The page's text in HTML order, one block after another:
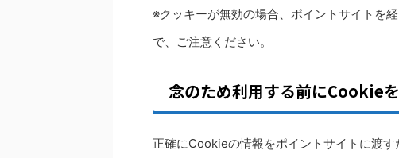
※クッキーが無効の場合、ポイントサイトを
で、ご注意ください。
念のため利用する前にCookie
正確にCookieの情報をポイントサイトに渡